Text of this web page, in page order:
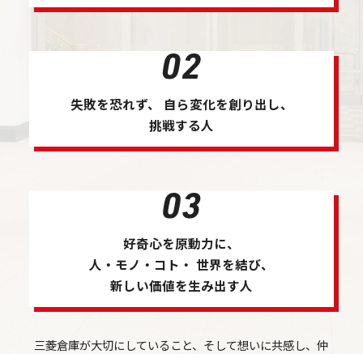
失敗を恐れず、
自ら変化を創り出し、
挑戦する人
好奇心を原動力に、
人・モノ・コト・ 世界を結び、
新しい価値を生み出す人
三菱倉庫が大切にしていること、そして想いに共感し、仲